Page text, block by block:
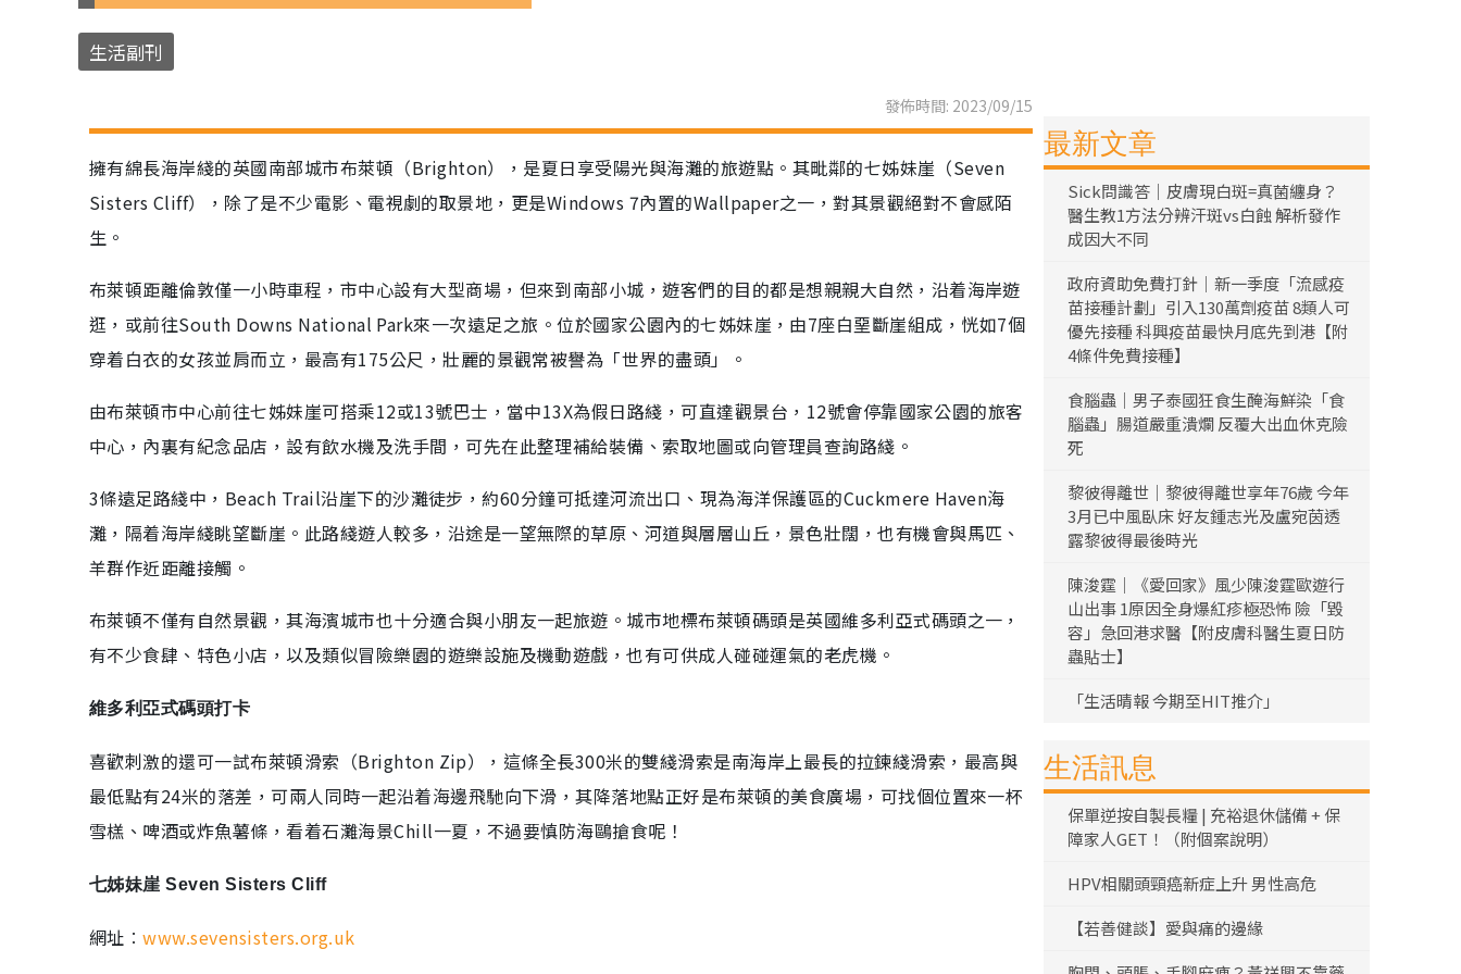
生活副刊
發佈時間: 2023/09/15
擁有綿長海岸綫的英國南部城市布萊頓（Brighton），是夏日享受陽光與海灘的旅遊點。其毗鄰的七姊妹崖（Seven
Sisters Cliff），除了是不少電影、電視劇的取景地，更是Windows 7內置的Wallpaper之一，對其景觀絕對不會感陌
生。
布萊頓距離倫敦僅一小時車程，市中心設有大型商場，但來到南部小城，遊客們的目的都是想親親大自然，沿着海岸遊
逛，或前往South Downs National Park來一次遠足之旅。位於國家公園內的七姊妹崖，由7座白堊斷崖組成，恍如7個
穿着白衣的女孩並肩而立，最高有175公尺，壯麗的景觀常被譽為「世界的盡頭」。
由布萊頓市中心前往七姊妹崖可搭乘12或13號巴士，當中13X為假日路綫，可直達觀景台，12號會停靠國家公園的旅客
中心，內裏有紀念品店，設有飲水機及洗手間，可先在此整理補給裝備、索取地圖或向管理員查詢路綫。
3條遠足路綫中，Beach Trail沿崖下的沙灘徒步，約60分鐘可抵達河流出口、現為海洋保護區的Cuckmere Haven海
灘，隔着海岸綫眺望斷崖。此路綫遊人較多，沿途是一望無際的草原、河道與層層山丘，景色壯闊，也有機會與馬匹、
羊群作近距離接觸。
布萊頓不僅有自然景觀，其海濱城市也十分適合與小朋友一起旅遊。城市地標布萊頓碼頭是英國維多利亞式碼頭之一，
有不少食肆、特色小店，以及類似冒險樂園的遊樂設施及機動遊戲，也有可供成人碰碰運氣的老虎機。
維多利亞式碼頭打卡
喜歡刺激的還可一試布萊頓滑索（Brighton Zip），這條全長300米的雙綫滑索是南海岸上最長的拉鍊綫滑索，最高與
最低點有24米的落差，可兩人同時一起沿着海邊飛馳向下滑，其降落地點正好是布萊頓的美食廣場，可找個位置來一杯
雪榚、啤酒或炸魚薯條，看着石灘海景Chill一夏，不過要慎防海鷗搶食呢！
七姊妹崖 Seven Sisters Cliff
網址︰www.sevensisters.org.uk
最新文章
Sick問識答｜皮膚現白斑=真菌纏身？
醫生教1方法分辨汗斑vs白蝕 解析發作
成因大不同
政府資助免費打針｜新一季度「流感疫
苗接種計劃」引入130萬劑疫苗 8類人可
優先接種 科興疫苗最快月底先到港【附
4條件免費接種】
食腦蟲｜男子泰國狂食生醃海鮮染「食
腦蟲」腸道嚴重潰爛 反覆大出血休克險
死
黎彼得離世｜黎彼得離世享年76歲 今年
3月已中風臥床 好友鍾志光及盧宛茵透
露黎彼得最後時光
陳浚霆｜《愛回家》風少陳浚霆歐遊行
山出事 1原因全身爆紅疹極恐怖 險「毀
容」急回港求醫【附皮膚科醫生夏日防
蟲貼士】
「生活晴報 今期至HIT推介」
生活訊息
保單逆按自製長糧 | 充裕退休儲備 + 保
障家人GET！（附個案說明）
HPV相關頭頸癌新症上升 男性高危
【若善健談】愛與痛的邊緣